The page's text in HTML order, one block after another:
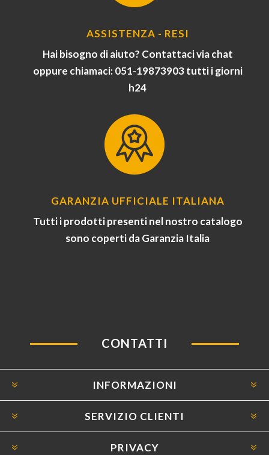
ASSISTENZA - RESI
Hai bisogno di aiuto? Contattaci via chat
oppure chiamaci: 051-19873903 tutti i giorni
h24
GARANZIA UFFICIALE ITALIANA
Tutti i prodotti presenti nel nostro catalogo
sono coperti da Garanzia Italia
CONTATTI
INFORMAZIONI
SERVIZIO CLIENTI
PRIVACY